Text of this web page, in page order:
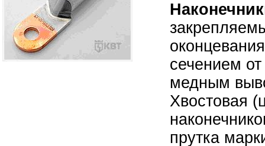
сечением
медным
Хвостовая
прутка